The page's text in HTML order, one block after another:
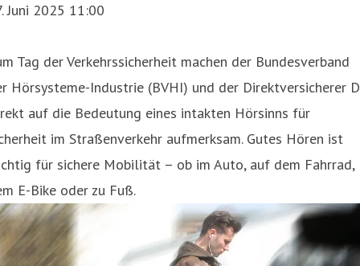
Juni 2025 11:00
Tag der Verkehrssicherheit machen der Bundesverband
Hörsysteme-Industrie (BVHI) und der Direktversicherer
auf die Bedeutung eines intakten Hörsinns für
im Straßenverkehr aufmerksam. Gutes Hören ist
für sichere Mobilität – ob im Auto, auf dem Fahrrad,
E-Bike oder zu Fuß.